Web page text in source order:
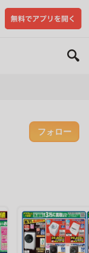
フォロー